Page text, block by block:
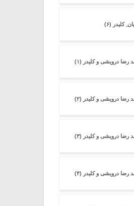
کلیدر (۶)
رضا درویشی و کلیدر (۱)
رضا درویشی و کلیدر (۲)
رضا درویشی و کلیدر (۳)
رضا درویشی و کلیدر (۴)